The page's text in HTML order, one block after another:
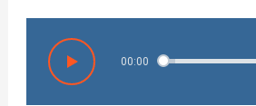
00:00